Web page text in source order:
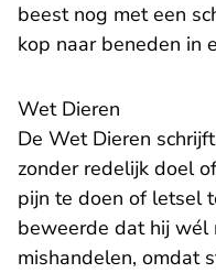
beest nog met een
kop naar beneden in
Wet Dieren
De Wet Dieren
zonder redelijk doel
pijn te doen of letsel
beweerde dat hij wél
mishandelen, omdat